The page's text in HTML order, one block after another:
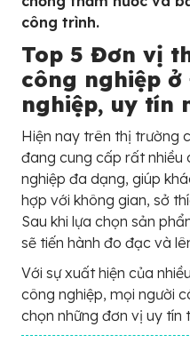
công trình.
Top 5 Đơn vị
công nghiệp
nghiệp, uy tín
Hiện nay trên thị trường
đang cung cấp rất nhiều
nghiệp đa dạng, giúp
hợp với không gian, sở
Sau khi lựa chọn sản
sẽ tiến hành đo đạc và
Với sự xuất hiện của
công nghiệp, mọi người
chọn những đơn vị uy tín